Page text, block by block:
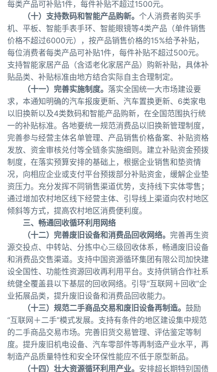
每类产品可补贴1件，每件补贴不超过1500元。
（十）支持数码和智能产品购新。 个人消费者购买手
机、平板、智能手表手环、智能眼镜等4类产品（单件销售
价格不超过6000元），按产品销售价格的15%给予补贴，
每位消费者每类产品可补贴1件，每件补贴不超过500元。
支持智能家居产品（含适老化家居产品）购新补贴，具体补
贴品类、补贴标准由地方结合实际自主合理制定。
（十一）完善实施制度。 落实全国统一大市场建设要
求，本通知明确的汽车报废更新、汽车置换更新、6类家电
以旧换新以及4类数码和智能产品购新，在全国范围执行统
一的补贴标准。各地要统一规范消费品以旧换新管理制度，
完善参与经营主体名单管理、产品销售价格备案、补贴资格
发放、资金审核兑付等全链条实施细则。建立补贴资金预拨
制度，在落实预算安排的基础上，根据企业销售和垫资情
况，向相应企业或支付平台预拨部分补贴资金，缓解企业垫
资压力。充分发挥不同销售渠道优势，支持线下实体零售；
通过增加农村地区线下经营主体、引导线上渠道向农村地区
倾斜等方式，提高农村地区消费便利度。
三、畅通回收循环利用网络
（十二）完善废旧设备和消费品回收网络。 完善再生资
源交投点、中转站、分拣中心三级回收体系，畅通废旧设备
和消费品交售渠道。支持中国资源循环集团有限公司加快建
设全国性、功能性资源回收再利用平台。支持供销合作社系
统健全覆盖县以下基层的回收网络。引导“互联网＋回收”企
业拓展品类，提升废旧设备和消费品回收能力。
（十三）规范二手商品交易和废旧设备再制造。 鼓励
“互联网＋二手”模式发展。支持有条件的地区建设集中规范
的二手商品交易市场。完善旧货交易管理、评估鉴定等制
度。提升废旧机电设备、汽车零部件等再制造产业水平，再
制造产品质量特性和安全环保性能应不低于原型新品。
（十四）壮大资源循环利用产业。 安排超长期特别国债